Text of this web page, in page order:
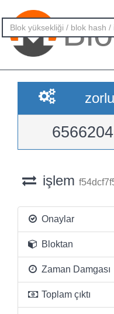
işlem
Onaylar
Bloktan
Zaman Damgası
Toplam çıktı